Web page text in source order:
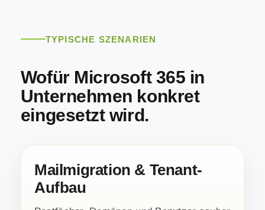
TYPISCHE SZENARIEN
Wofür Microsoft 365 in
Unternehmen konkret
eingesetzt wird.
Mailmigration & Tenant-
Aufbau